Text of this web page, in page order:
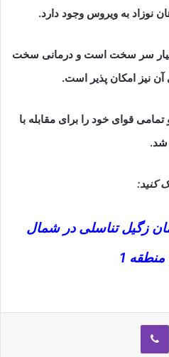
نوزاد به ویروس وجود دارد.
سر سخت است و درمانی سخت
نیز امکان پذیر است.
قوای خود را برای مقابله با
شد.
کنید:
زگیل تناسلی در شمال
1
وایبر